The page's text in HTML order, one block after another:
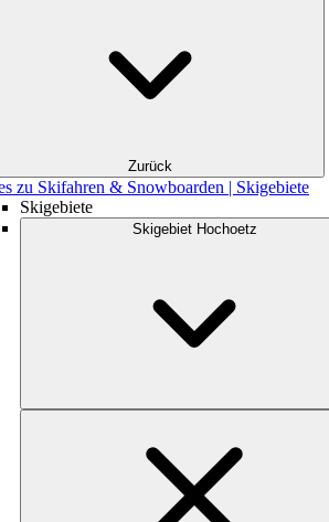
Zurück
zu Skifahren & Snowboarden | Skigebiete
Skigebiete
Skigebiet Hochoetz